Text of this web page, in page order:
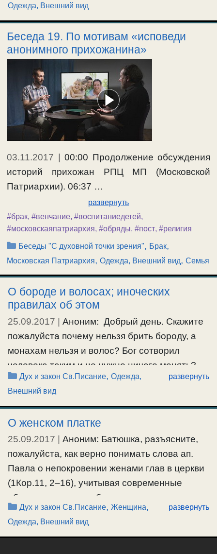
обрядоверие и законничество?
#внешнийвид, #женщина,#одежда
Одежда, Внешний вид
Беседа 19. По мотивам «исповеди
анонимного прихожанина»
03.11.2017
00:00 Продолжение обсуждения
историй прихожан РПЦ МП (Московской
Патриархии). 06:37 …
развернуть
#брак, #венчание, #воспитаниедетей,
#московскаяпатриархия, #обряды, #пост, #религия
Рубрики
Беседы "С духовной точки зрения", Брак,
Московская Патриархия, Одежда, Внешний вид, Семья
О бороде и волосах; иноческих
правилах об этом
25.09.2017 | Аноним: Добрый день. Скажите
пожалуйста почему нельзя брить бороду, а
монахам нельзя и волос? Бог сотворил
человека таким и не нужно ничего менять?
Или просто бог так отличил священников
которые ему служат?
#борода
Рубрики
Дух и закон Св.Писание,Одежда,
Внешний вид
развернуть
О женском платке
25.09.2017
Аноним: Батюшка, разъясните,
пожалуйста, как верно понимать слова ап.
Павла о непокровении женами глав в церкви
(1Кор.11, 2–16), учитывая современные
обстоятельства, чтобы не впадать в
обрядоверие и законничество?
#женскийплаток
Рубрики
Дух и закон Св.Писание,Женщина,
Одежда, Внешний вид
развернуть